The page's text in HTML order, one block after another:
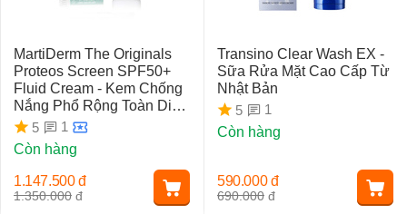
MartiDerm The Originals
Proteos Screen SPF50+
Fluid Cream - Kem Chống
Nắng Phổ Rộng Toàn Diện
Ngừa Lão Hóa, Nám Da
5
1
Còn hàng
1.350.000 đ
1.147.500 đ
Transino Clear Wash EX -
Sữa Rửa Mặt Cao Cấp Từ
Nhật Bản
5
1
Còn hàng
690.000 đ
590.000 đ